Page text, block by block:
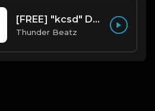
[FREE] "kcsd" Dark NY Piano 2025 Drill, Jerk Drill & Trap Type Beat prod @thunderbeatz__
Thunder Beatz